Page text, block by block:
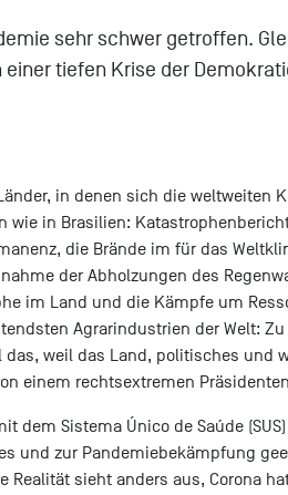
sehr schwer getroffen.
tiefen Krise der
in denen sich die weltweiten
wie in Brasilien:
die Brände im für das
der Abholzungen des
im Land und die Kämpfe um
Agrarindustrien der Welt:
das, weil das Land, politisches und
einem rechtsextremen
dem Sistema Único de Saúde
und zur Pandemiebekämpfung
Realität sieht anders aus, Corona